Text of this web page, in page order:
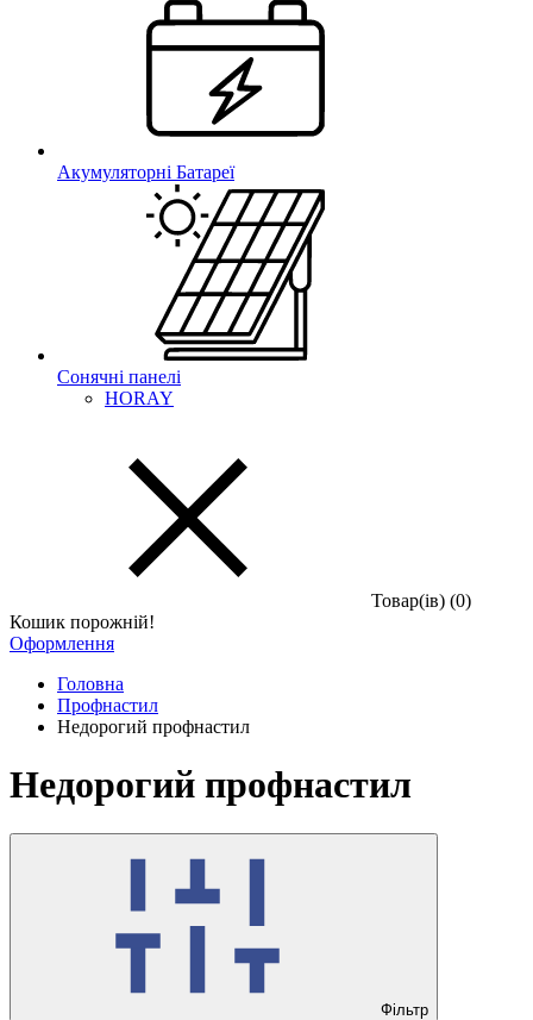
Акумуляторні Батареї
Сонячні панелі
HORAY
Товар(iв) (0)
Кошик порожній!
Оформлення
Головна
Профнастил
Недорогий профнастил
Недорогий профнастил
Фільтр